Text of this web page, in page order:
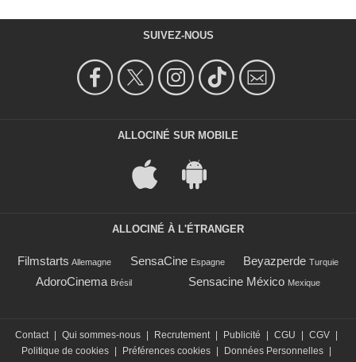
SUIVEZ-NOUS
ALLOCINÉ SUR MOBILE
ALLOCINÉ À L'ÉTRANGER
Filmstarts Allemagne SensaCine Espagne Beyazperde Turquie
AdoroCinema Brésil Sensacine México Mexique
Contact | Qui sommes-nous | Recrutement | Publicité | CGU | CGV |
Politique de cookies | Préférences cookies | Données Personnelles |